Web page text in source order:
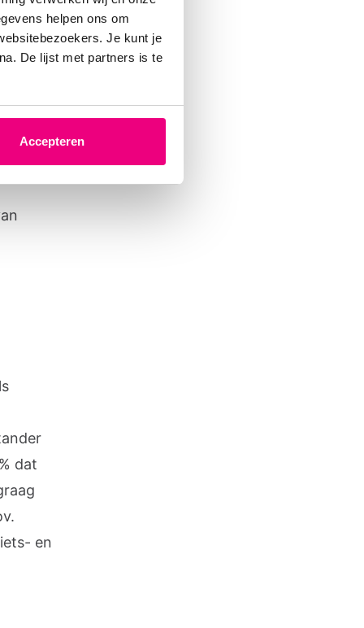
helpen ons om
Je kunt je
De lijst met partners is te
Accepteren
van
van
vies
dat
en